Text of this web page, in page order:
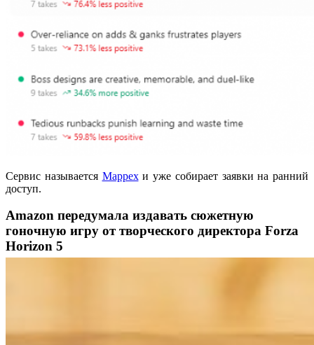
Сервис называется Mappexи уже собирает заявки на ранний
доступ.
Amazon передумала издавать сюжетную
гоночную игру от творческого директора Forza
Horizon 5